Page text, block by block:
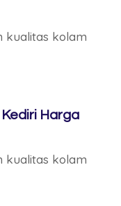
kualitas kolam
Harga
kualitas kolam